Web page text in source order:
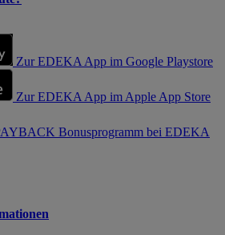
Zur EDEKA App im Google Playstore
Zur EDEKA App im Apple App Store
Bonusprogramm bei EDEKA